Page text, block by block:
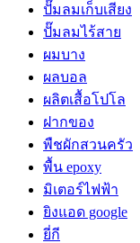
ปั๊มลมเก็บเสียง
ปั๊มลมไร้สาย
ผมบาง
ผลบอล
ผลิตเสื้อโปโล
ฝากของ
พืชผักสวนครัว
พื้น epoxy
มิเตอร์ไฟฟ้า
ยิงแอด google
ยี่กี